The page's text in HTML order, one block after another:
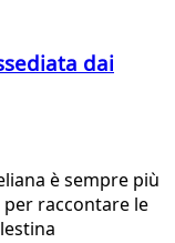
dai
è sempre più
per raccontare le